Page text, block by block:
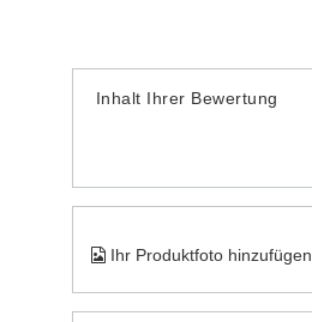
Inhalt Ihrer Bewertung
Ihr Produktfoto